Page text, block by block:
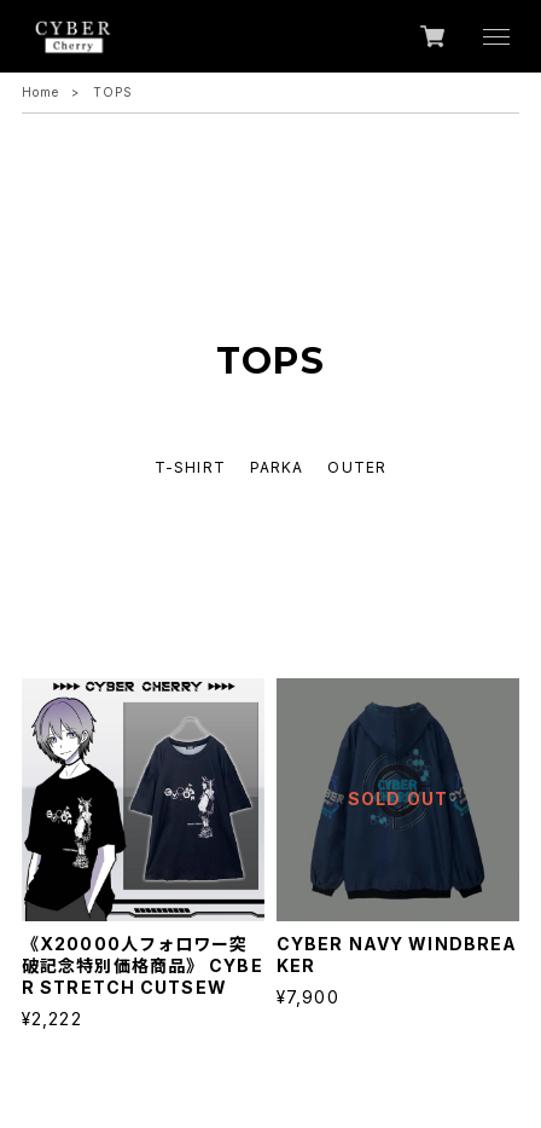
Home TOPS
TOPS
T-SHIRT PARKA OUTER
《X20000人フォロワー突
破記念特別価格商品》 CYBE
R STRETCH CUTSEW
¥2,222
SOLD OUT
CYBER NAVY WINDBREA
KER
¥7,900